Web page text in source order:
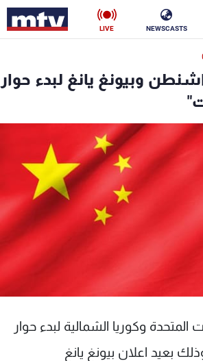
NEWSCASTS
LIVE
وبيونغ يانغ لبدء حوار
المتحدة وكوريا الشمالية لبدء حوار
بعيد اعلان بيونغ يانغ
ناس
فن
رياضة